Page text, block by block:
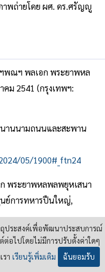
พถ่ายโดย ผศ. ดร.ศรัญญู
พณฯ พลเอก พระยาพหล
ม 2541 (กรุงเทพฯ:
านนามถนนและสะพาน
05/1900#_ftn24
พระยาพหลพลพยุหเสนา
ย์การทหารปืนใหญ่,
ไทย ว่าด้วยรัฐและการต่อ
ครั้งที่สอง (พ.ศ. 2491-
ถุประสงค์เพื่อพัฒนาประสบการณ์
อไปโดยไม่มีการปรับตั้งค่าใดๆ
า เรียนรู้เพิ่มเติม ฉันยอมรับ